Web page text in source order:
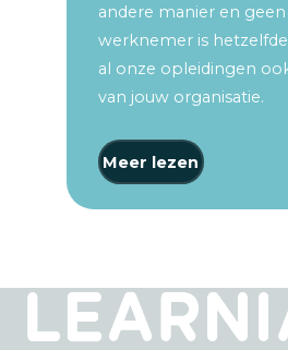
andere manier en
werknemer is
al onze opleidingen
van jouw organisatie.
Meer lezen